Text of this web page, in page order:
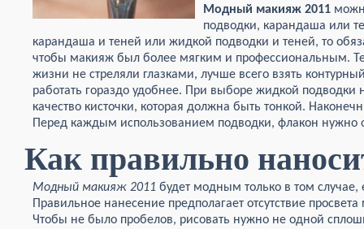
Модный макияж 2011
подводки, карандаша или
карандаша и теней или жидкой подводки и теней, то
чтобы макияж был более мягким и профессиональным.
жизни не стреляли глазками, лучше всего взять
работать гораздо удобнее. При выборе жидкой
качество кисточки, которая должна быть тонкой.
Перед каждым использованием подводки, флакон нужно
Как правильно
Модный макияж 2011 будет модным только в том
Правильное нанесение предполагает отсутствие
Чтобы не было пробелов, рисовать нужно не одной